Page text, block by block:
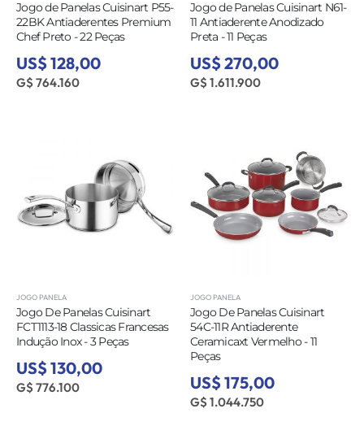
Jogo de Panelas Cuisinart P55-
22BK Antiaderentes Premium
Chef Preto - 22 Peças
US$ 128,00
G$ 764.160
Jogo de Panelas Cuisinart N61-
11 Antiaderente Anodizado
Preta - 11 Peças
US$ 270,00
G$ 1.611.900
JOGO PANELA
Jogo De Panelas Cuisinart
FCT1113-18 Classicas Francesas
Indução Inox - 3 Peças
US$ 130,00
G$ 776.100
JOGO PANELA
Jogo De Panelas Cuisinart
54C-11R Antiaderente
Ceramicaxt Vermelho - 11
Peças
US$ 175,00
G$ 1.044.750